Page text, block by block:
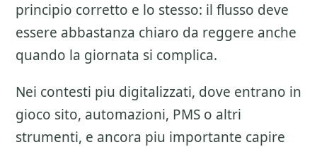
principio corretto e lo stesso: il flusso deve
essere abbastanza chiaro da reggere anche
quando la giornata si complica.
Nei contesti piu digitalizzati, dove entrano in
gioco sito, automazioni, PMS o altri
strumenti, e ancora piu importante capire